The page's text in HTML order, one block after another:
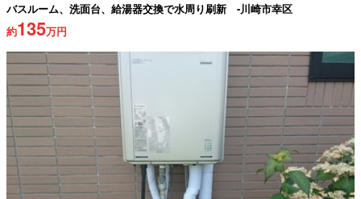
バスルーム、洗面台、給湯器交換で水周り刷新 -川崎市幸区
約135万円